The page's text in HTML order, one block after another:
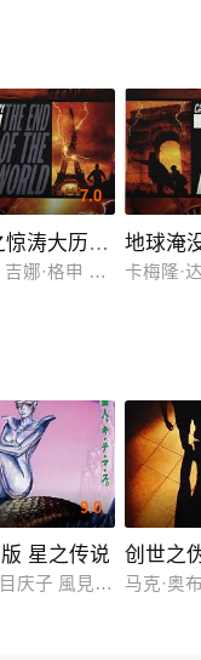
奎德 罗伯特·瓦格纳
7.0
惊涛大历险（原声版
吉娜·格申 莎侬·多赫提
地球淹
卡梅隆·
9.0
星之传说
庆子 風見しんご
创世之
马克·奥